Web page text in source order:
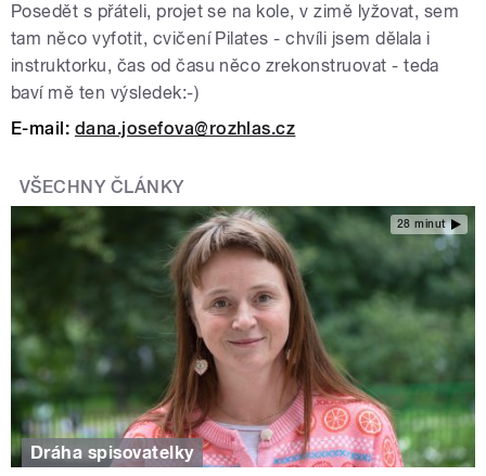
Posedět s přáteli, projet se na kole, v zimě lyžovat, sem
tam něco vyfotit, cvičení Pilates - chvíli jsem dělala i
instruktorku, čas od času něco zrekonstruovat - teda
baví mě ten výsledek:-)
E-mail: dana.josefova@rozhlas.cz
VŠECHNY ČLÁNKY
28 minut
Dráha spisovatelky